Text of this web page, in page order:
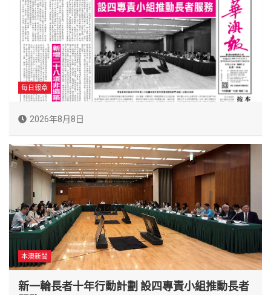
每日報章
2026年8月8日
本澳新聞
新一輪長者十年行動計劃 設四專責小組推動長者